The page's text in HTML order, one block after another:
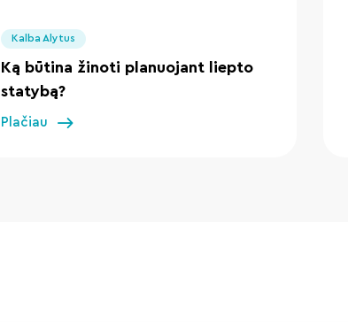
Kalba Alytus
Ką būtina žinoti planuojant liepto
statybą?
Plačiau